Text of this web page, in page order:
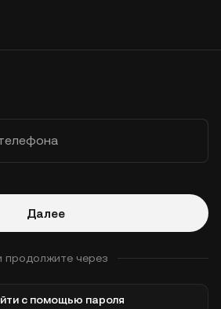
Далее
продолжите через
с помощью пароля